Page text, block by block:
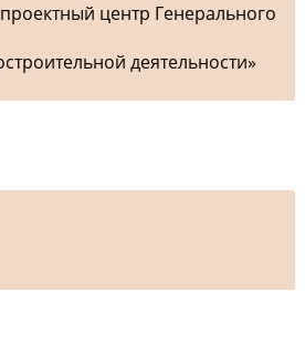
центр Генерального
деятельности»